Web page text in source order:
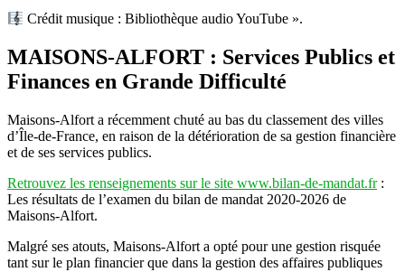
Crédit musique : Bibliothèque audio YouTube ».
MAISONS-ALFORT : Services Publics et
Finances en Grande Difficulté
Maisons-Alfort a récemment chuté au bas du classement des villes
d’Île-de-France, en raison de la détérioration de sa gestion financière
et de ses services publics.
Retrouvez les renseignements sur le site www.bilan-de-mandat.fr:
Les résultats de l’examen du bilan de mandat 2020-2026 de
Maisons-Alfort.
Malgré ses atouts, Maisons-Alfort a opté pour une gestion risquée
tant sur le plan financier que dans la gestion des affaires publiques